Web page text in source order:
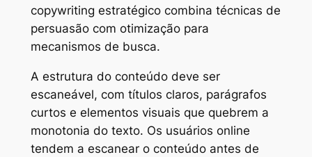
copywriting estratégico combina técnicas de
persuasão com otimização para
mecanismos de busca.
A estrutura do conteúdo deve ser
escaneável, com títulos claros, parágrafos
curtos e elementos visuais que quebrem a
monotonia do texto. Os usuários online
tendem a escanear o conteúdo antes de